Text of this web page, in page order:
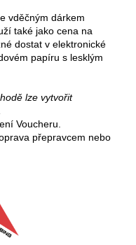
vděčným dárkem
také jako cena na
dostat v elektronické
papíru s lesklým
lze vytvořit
Voucheru.
přepravcem nebo